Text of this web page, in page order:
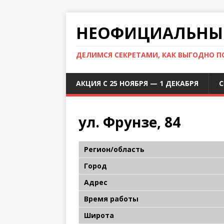
ДЕЛИМСЯ СЕКРЕТАМИ, КАК ВЫГОДНО
АКЦИЯ С 25 НОЯБРЯ — 1 ДЕКАБРЯ
ул. Фрунзе, 84
Регион/область
Город
Адрес
Время работы
Широта